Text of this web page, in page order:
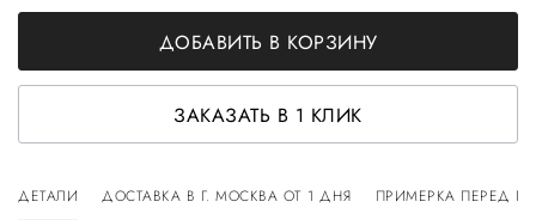
ДОБАВИТЬ В КОРЗИНУ
ЗАКАЗАТЬ В 1 КЛИК
ДЕТАЛИ ДОСТАВКА В Г. МОСКВА ОТ 1 ДНЯ ПРИМЕРКА ПЕРЕД